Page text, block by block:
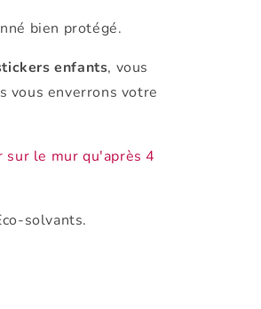
bien protégé.
enfants, vous
vous enverrons votre
sur le mur qu'après 4
solvants.